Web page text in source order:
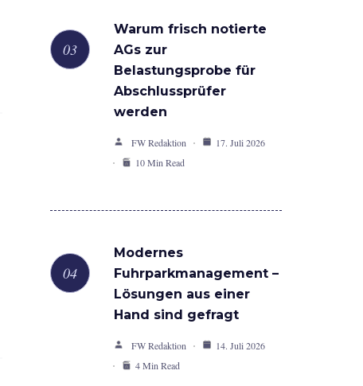
Warum frisch notierte
AGs zur
Belastungsprobe für
Abschlussprüfer
werden
FW Redaktion
17. Juli 2026
10 Min Read
Modernes
Fuhrparkmanagement –
Lösungen aus einer
Hand sind gefragt
FW Redaktion
14. Juli 2026
4 Min Read